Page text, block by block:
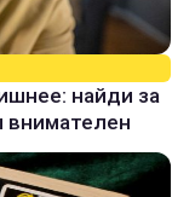
найди за
внимателен